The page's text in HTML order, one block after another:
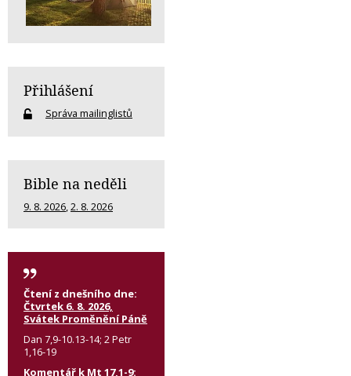
Přihlášení
Správa mailinglistů
Bible na neděli
9. 8. 2026,2. 8. 2026
Čtení z dnešního dne:
Čtvrtek 6. 8. 2026,
Svátek Proměnění Páně
Dan 7,9-10.13-14; 2 Petr
1,16-19
Komentář k Mt 17,1-9: